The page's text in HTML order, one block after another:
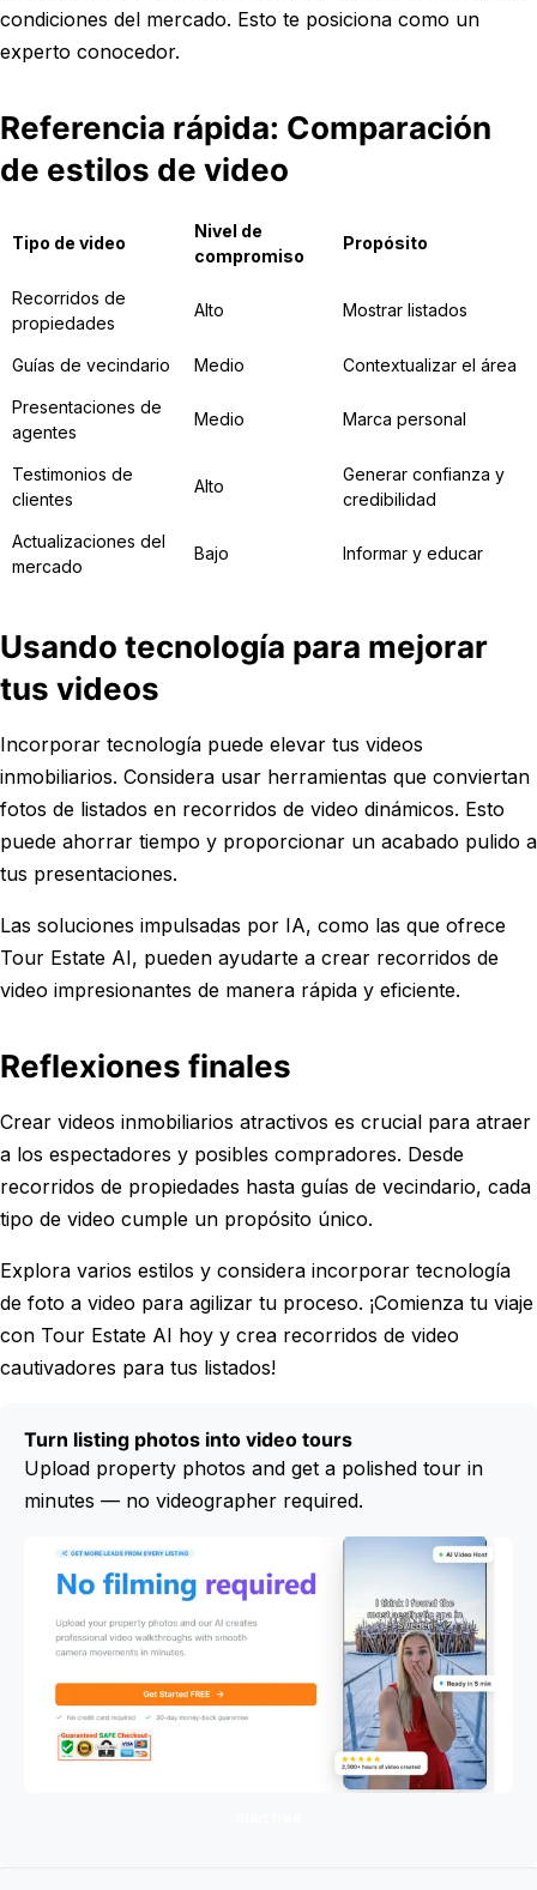
condiciones del mercado. Esto te posiciona como un
experto conocedor.
Referencia rápida: Comparación
de estilos de video
Tipo de video
Nivel de
compromiso
Propósito
Recorridos de
propiedades
Alto Mostrar listados
Guías de vecindario Medio Contextualizar el área
Presentaciones de
agentes
Medio Marca personal
Testimonios de
clientes
Alto
Generar confianza y
credibilidad
Actualizaciones del
mercado
Bajo Informar y educar
Usando tecnología para mejorar
tus videos
Incorporar tecnología puede elevar tus videos
inmobiliarios. Considera usar herramientas que conviertan
fotos de listados en recorridos de video dinámicos. Esto
puede ahorrar tiempo y proporcionar un acabado pulido a
tus presentaciones.
Las soluciones impulsadas por IA, como las que ofrece
Tour Estate AI, pueden ayudarte a crear recorridos de
video impresionantes de manera rápida y eficiente.
Reflexiones finales
Crear videos inmobiliarios atractivos es crucial para atraer
a los espectadores y posibles compradores. Desde
recorridos de propiedades hasta guías de vecindario, cada
tipo de video cumple un propósito único.
Explora varios estilos y considera incorporar tecnología
de foto a video para agilizar tu proceso. ¡Comienza tu viaje
con Tour Estate AI hoy y crea recorridos de video
cautivadores para tus listados!
Turn listing photos into video tours
Upload property photos and get a polished tour in
minutes — no videographer required.